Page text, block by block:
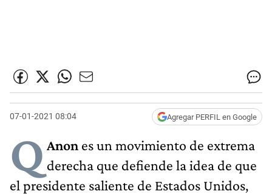
07-01-2021 08:04 Agregar PERFIL en Google
Q Anon es un movimiento de extrema
derecha que defiende la idea de que
el presidente saliente de Estados Unidos,